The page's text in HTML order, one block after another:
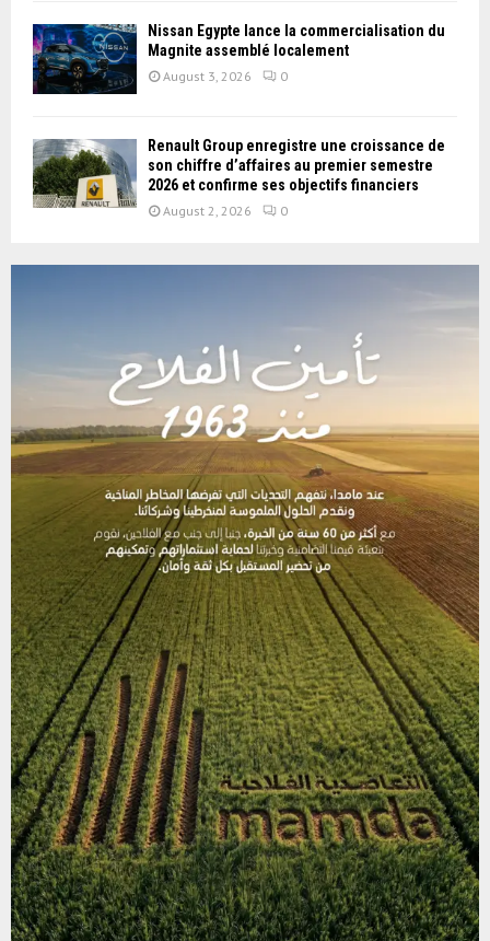
Nissan Égypte lance la commercialisation du
Magnite assemblé localement
August 3, 2026 0
Renault Group enregistre une croissance de
son chiffre d’affaires au premier semestre
2026 et confirme ses objectifs financiers
August 2, 2026 0